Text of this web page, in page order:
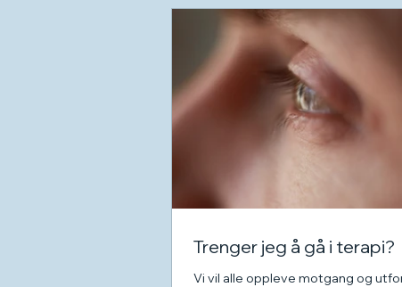
Trenger jeg å gå i terapi?
Vi vil alle oppleve motgang og